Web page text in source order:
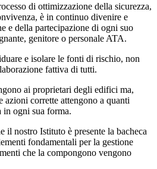
di ottimizzazione della sicurezza,
è in continuo divenire e
e della partecipazione di ogni suo
genitore o personale ATA.
e isolare le fonti di rischio, non
fattiva di tutti.
ai proprietari degli edifici ma,
azioni corrette attengono a quanti
in ogni sua forma.
il nostro Istituto è presente la bacheca
fondamentali per la gestione
che la compongono vengono